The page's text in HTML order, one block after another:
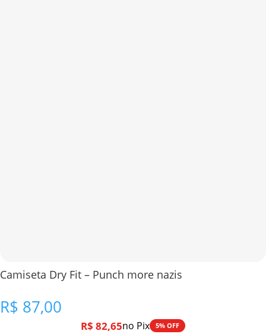
Camiseta Dry Fit – Punch more nazis
R$ 87,00
R$ 82,65no Pix 5% OFF